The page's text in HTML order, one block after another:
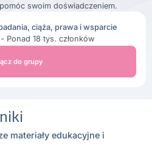
swoim doświadczeniem.
ciąża, prawa i wsparcie
Ponad 18 tys. członków
do grupy
materiały edukacyjne i